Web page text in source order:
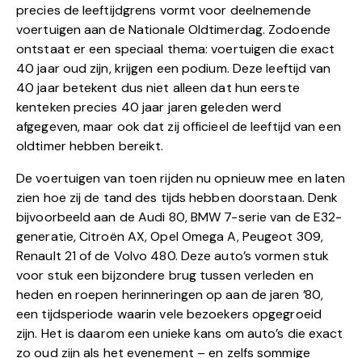
precies de leeftijdgrens vormt voor deelnemende
voertuigen aan de Nationale Oldtimerdag. Zodoende
ontstaat er een speciaal thema: voertuigen die exact
40 jaar oud zijn, krijgen een podium. Deze leeftijd van
40 jaar betekent dus niet alleen dat hun eerste
kenteken precies 40 jaar jaren geleden werd
afgegeven, maar ook dat zij officieel de leeftijd van een
oldtimer hebben bereikt.
De voertuigen van toen rijden nu opnieuw mee en laten
zien hoe zij de tand des tijds hebben doorstaan. Denk
bijvoorbeeld aan de Audi 80, BMW 7-serie van de E32-
generatie, Citroën AX, Opel Omega A, Peugeot 309,
Renault 21 of de Volvo 480. Deze auto’s vormen stuk
voor stuk een bijzondere brug tussen verleden en
heden en roepen herinneringen op aan de jaren ’80,
een tijdsperiode waarin vele bezoekers opgegroeid
zijn. Het is daarom een unieke kans om auto’s die exact
zo oud zijn als het evenement – en zelfs sommige